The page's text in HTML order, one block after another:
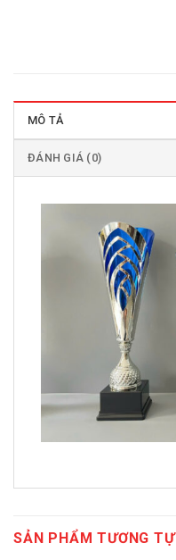
MÔ TẢ
ĐÁNH GIÁ (0)
SẢN PHẨM TƯƠNG TỰ